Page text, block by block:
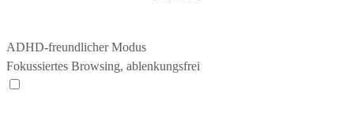
ADHD-freundlicher Modus
Fokussiertes Browsing, ablenkungsfrei